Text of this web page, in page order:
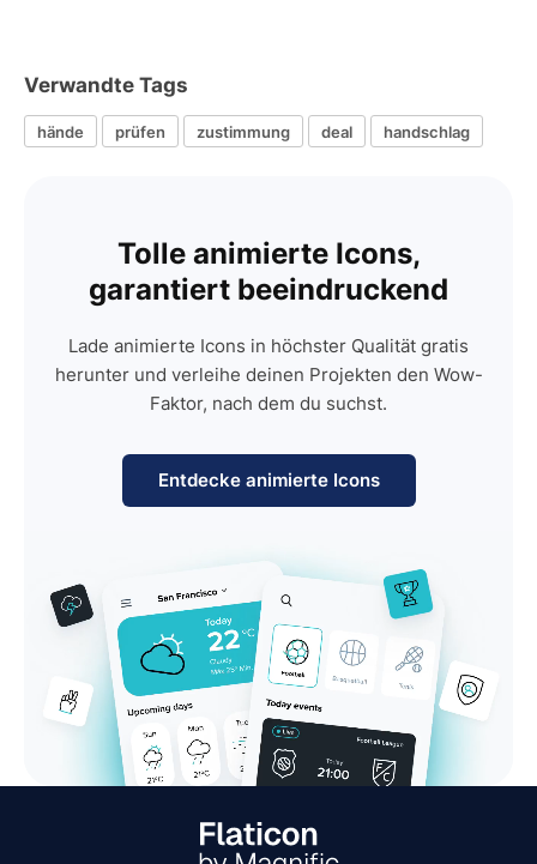
Verwandte Tags
hände prüfen zustimmung deal handschlag
Tolle animierte Icons,
garantiert beeindruckend
Lade animierte Icons in höchster Qualität gratis
herunter und verleihe deinen Projekten den Wow-
Faktor, nach dem du suchst.
Entdecke animierte Icons